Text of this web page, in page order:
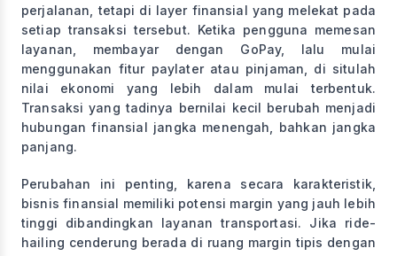
perjalanan, tetapi di layer finansial yang melekat pada
setiap transaksi tersebut. Ketika pengguna memesan
layanan, membayar dengan GoPay, lalu mulai
menggunakan fitur paylater atau pinjaman, di situlah
nilai ekonomi yang lebih dalam mulai terbentuk.
Transaksi yang tadinya bernilai kecil berubah menjadi
hubungan finansial jangka menengah, bahkan jangka
panjang.
Perubahan ini penting, karena secara karakteristik,
bisnis finansial memiliki potensi margin yang jauh lebih
tinggi dibandingkan layanan transportasi. Jika ride-
hailing cenderung berada di ruang margin tipis dengan